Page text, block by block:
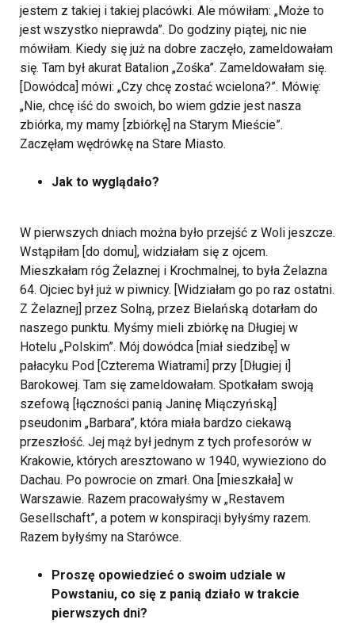
jestem z takiej i takiej placówki. Ale mówiłam: „Może to
jest wszystko nieprawda”. Do godziny piątej, nic nie
mówiłam. Kiedy się już na dobre zaczęło, zameldowałam
się. Tam był akurat Batalion „Zośka”. Zameldowałam się.
[Dowódca] mówi: „Czy chcę zostać wcielona?”. Mówię:
„Nie, chcę iść do swoich, bo wiem gdzie jest nasza
zbiórka, my mamy [zbiórkę] na Starym Mieście”.
Zaczęłam wędrówkę na Stare Miasto.
Jak to wyglądało?
W pierwszych dniach można było przejść z Woli jeszcze.
Wstąpiłam [do domu], widziałam się z ojcem.
Mieszkałam róg Żelaznej i Krochmalnej, to była Żelazna
64. Ojciec był już w piwnicy. [Widziałam go po raz ostatni.
Z Żelaznej] przez Solną, przez Bielańską dotarłam do
naszego punktu. Myśmy mieli zbiórkę na Długiej w
Hotelu „Polskim”. Mój dowódca [miał siedzibę] w
pałacyku Pod [Czterema Wiatrami] przy [Długiej i]
Barokowej. Tam się zameldowałam. Spotkałam swoją
szefową [łączności panią Janinę Miączyńską]
pseudonim „Barbara”, która miała bardzo ciekawą
przeszłość. Jej mąż był jednym z tych profesorów w
Krakowie, których aresztowano w 1940, wywieziono do
Dachau. Po powrocie on zmarł. Ona [mieszkała] w
Warszawie. Razem pracowałyśmy w „Restavem
Gesellschaft”, a potem w konspiracji byłyśmy razem.
Razem byłyśmy na Starówce.
Proszę opowiedzieć o swoim udziale w
Powstaniu, co się z panią działo w trakcie
pierwszych dni?